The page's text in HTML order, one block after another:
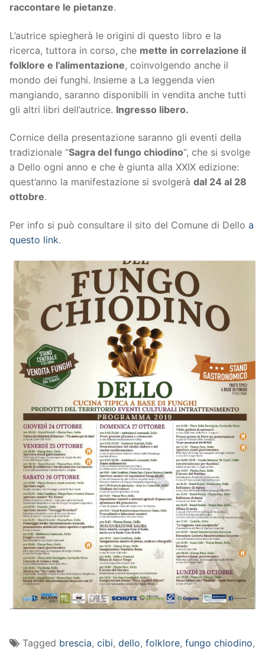
raccontare le pietanze.
L’autrice spiegherà le origini di questo libro e la
ricerca, tuttora in corso, che mette in correlazione il
folklore e l’alimentazione, coinvolgendo anche il
mondo dei funghi. Insieme a La leggenda vien
mangiando, saranno disponibili in vendita anche tutti
gli altri libri dell’autrice. Ingresso libero.
Cornice della presentazione saranno gli eventi della
tradizionale “Sagra del fungo chiodino“, che si svolge
a Dello ogni anno e che è giunta alla XXIX edizione:
quest’anno la manifestazione si svolgerà dal 24 al 28
ottobre.
Per info si può consultare il sito del Comune di Dello a
questo link.
Tagged brescia, cibi, dello, folklore, fungo chiodino,